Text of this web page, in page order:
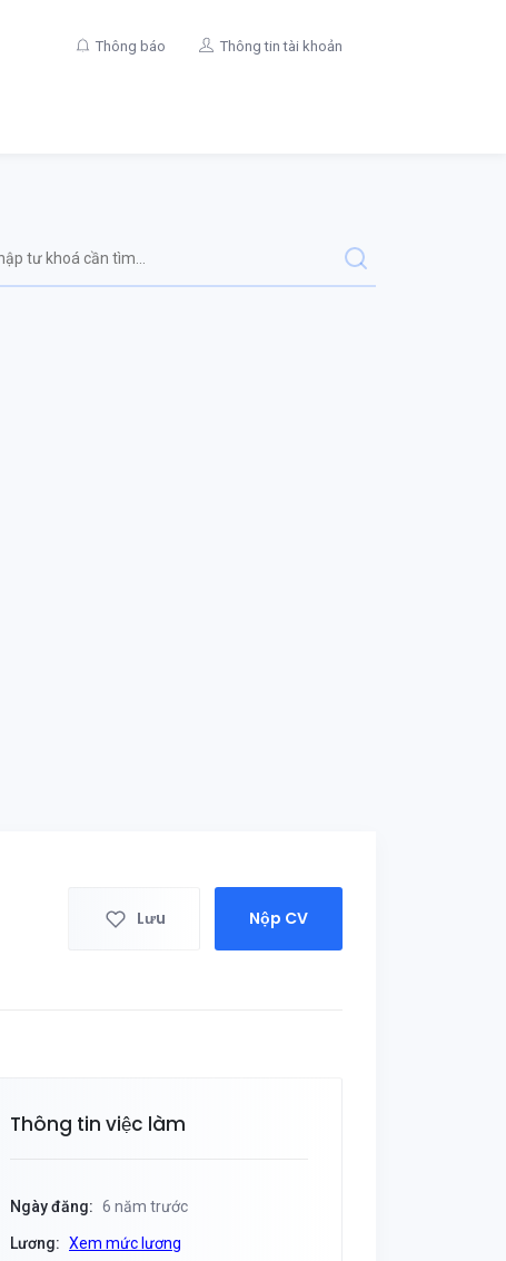
Thông báo Thông tin tài khoản
Lưu Nộp CV
Thông tin việc làm
Ngày đăng: 6 năm trước
Lương: Xem mức lương